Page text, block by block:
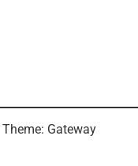
Theme: Gateway